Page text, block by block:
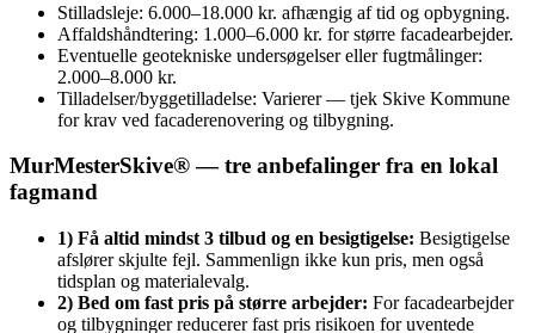
Stilladsleje: 6.000–18.000 kr. afhængig af tid og opbygning.
Affaldshåndtering: 1.000–6.000 kr. for større facadearbejder.
Eventuelle geotekniske undersøgelser eller fugtmålinger:
2.000–8.000 kr.
Tilladelser/byggetilladelse: Varierer — tjek Skive Kommune
for krav ved facaderenovering og tilbygning.
MurMesterSkive® — tre anbefalinger fra en lokal
fagmand
1) Få altid mindst 3 tilbud og en besigtigelse: Besigtigelse
afslører skjulte fejl. Sammenlign ikke kun pris, men også
tidsplan og materialevalg.
2) Bed om fast pris på større arbejder: For facadearbejder
og tilbygninger reducerer fast pris risikoen for uventede